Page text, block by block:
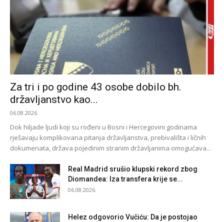
Za tri i po godine 43 osobe dobilo bh.
državljanstvo kao...
06.08.2026.
Dok hiljade ljudi koji su rođeni u Bosni i Hercegovini godinama
rješavaju komplikovana pitanja državljanstva, prebivališta i ličnih
dokumenata, država pojedinim stranim državljanima omogućava...
Real Madrid srušio klupski rekord zbog
Diomandea: Iza transfera krije se...
06.08.2026.
Helez odgovorio Vučiću: Da je postojao